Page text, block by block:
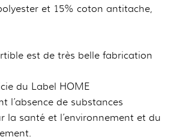
et 15% coton antitache,
est de très belle fabrication
du Label HOME
l’absence de substances
la santé et l’environnement et du